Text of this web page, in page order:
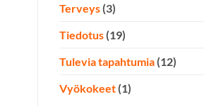
Terveys(3)
Tiedotus(19)
Tulevia tapahtumia(12)
Vyökokeet(1)